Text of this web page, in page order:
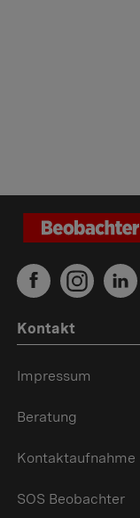
Kontakt
Impressum
Beratung
Kontaktaufnahme
SOS Beobachter